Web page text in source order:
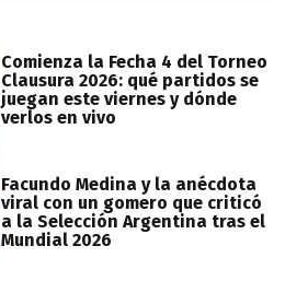
Comienza la Fecha 4 del Torneo
Clausura 2026: qué partidos se
juegan este viernes y dónde
verlos en vivo
Facundo Medina y la anécdota
viral con un gomero que criticó
a la Selección Argentina tras el
Mundial 2026